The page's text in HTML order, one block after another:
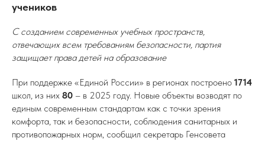
учеников
С созданием современных учебных пространств,
отвечающих всем требованиям безопасности, партия
защищает права детей на образование
При поддержке «Единой России» в регионах построено 1714
школ, из них 80 – в 2025 году. Новые объекты возводят по
единым современным стандартам как с точки зрения
комфорта, так и безопасности, соблюдения санитарных и
противопожарных норм, сообщил секретарь Генсовета